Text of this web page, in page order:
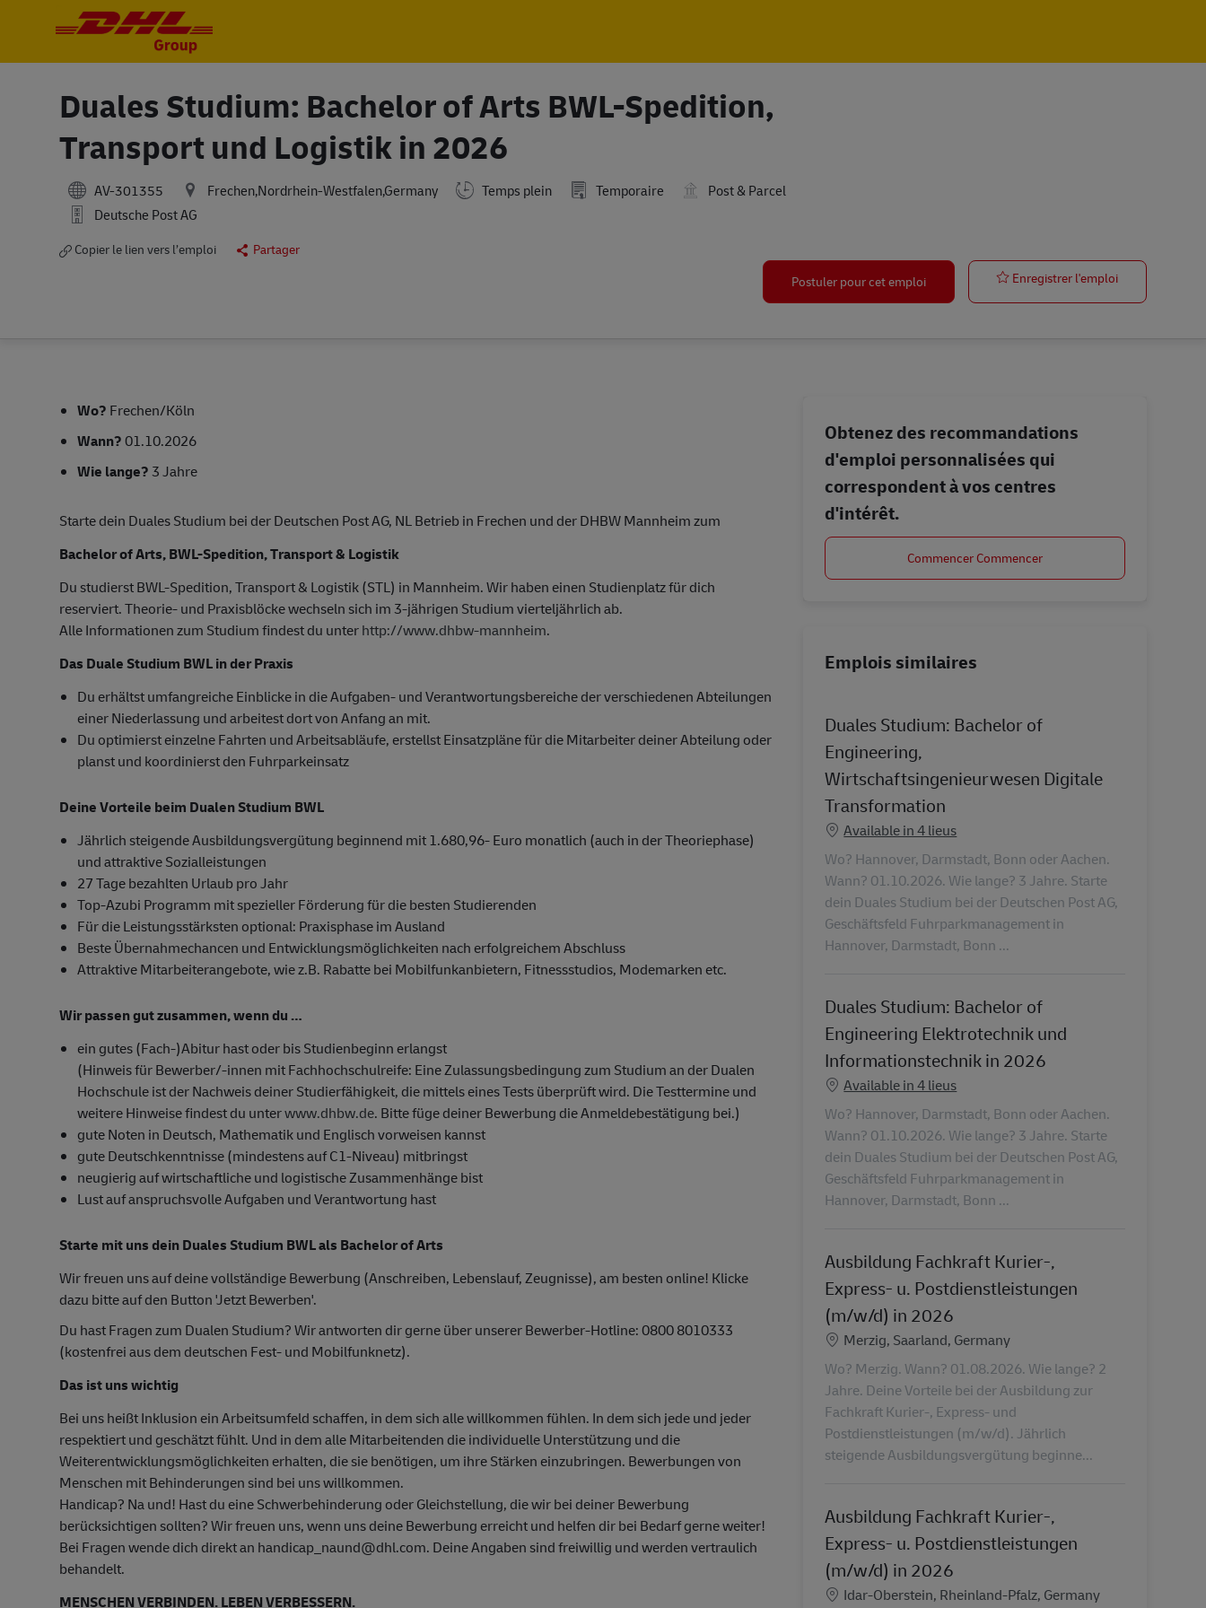
Duales Studium: Bachelor of Arts BWL-Spedition,
Transport und Logistik in 2026
AV-301355 Frechen,Nordrhein-Westfalen,Germany Temps plein Temporaire
Post & Parcel
Deutsche Post AG
Copier le lien vers l’emploi
Partager
Postuler pour cet emploi
Enregistrer l'emploiDuales
Wo? Frechen/Köln
Wann?01.10.2026
Wie lange? 3 Jahre
Starte dein Duales Studium bei der Deutschen Post AG, NL Betrieb in Frechen und der DHBW Mannheim zum
Bachelor of Arts, BWL-Spedition, Transport & Logistik
Du studierst BWL-Spedition, Transport & Logistik (STL) in Mannheim. Wir haben einen Studienplatz für dich
reserviert. Theorie- und Praxisblöcke wechseln sich im 3-jährigen Studium vierteljährlich ab.
Alle Informationen zum Studium findest du unterhttp://www.dhbw-mannheim.
Das Duale Studium BWL in der Praxis
Du erhältst umfangreiche Einblicke in die Aufgaben- und Verantwortungsbereiche der verschiedenen Abteilungen
einer Niederlassung und arbeitest dort von Anfang an mit.
Du optimierst einzelne Fahrten und Arbeitsabläufe, erstellst Einsatzpläne für die Mitarbeiter deiner Abteilung oder
planst und koordinierst den Fuhrparkeinsatz
Deine Vorteile beim Dualen Studium BWL
Jährlich steigende Ausbildungsvergütung beginnend mit 1.680,96- Euro monatlich (auch in der Theoriephase)
und attraktive Sozialleistungen
27 Tage bezahlten Urlaub pro Jahr
Top-Azubi Programm mit spezieller Förderung für die besten Studierenden
Für die Leistungsstärksten optional: Praxisphase im Ausland
Beste Übernahmechancen und Entwicklungsmöglichkeiten nach erfolgreichem Abschluss
Attraktive Mitarbeiterangebote, wie z.B. Rabatte bei Mobilfunkanbietern, Fitnessstudios, Modemarken etc.
Wir passen gut zusammen, wenn du …
ein gutes (Fach-)Abitur hast oder bis Studienbeginn erlangst
(Hinweis für Bewerber/-innen mit Fachhochschulreife: Eine Zulassungsbedingung zum Studium an der Dualen
Hochschule ist der Nachweis deiner Studierfähigkeit, die mittels eines Tests überprüft wird. Die Testtermine und
weitere Hinweise findest du unterwww.dhbw.de. Bitte füge deiner Bewerbung die Anmeldebestätigung bei.)
gute Noten in Deutsch, Mathematik und Englisch vorweisen kannst
gute Deutschkenntnisse (mindestens auf C1-Niveau) mitbringst
neugierig auf wirtschaftliche und logistische Zusammenhänge bist
Lust auf anspruchsvolle Aufgaben und Verantwortung hast
Starte mit uns dein Duales Studium BWL als Bachelor of Arts
Wir freuen uns auf deine vollständige Bewerbung (Anschreiben, Lebenslauf, Zeugnisse), am besten online! Klicke
dazu bitte auf den Button 'Jetzt Bewerben'.
Du hast Fragen zum Dualen Studium? Wir antworten dir gerne über unserer Bewerber-Hotline: 0800 8010333
(kostenfrei aus dem deutschen Fest- und Mobilfunknetz).
Das ist uns wichtig
Bei uns heißt Inklusion ein Arbeitsumfeld schaffen, in dem sich alle willkommen fühlen. In dem sich jede und jeder
respektiert und geschätzt fühlt. Und in dem alle Mitarbeitenden die individuelle Unterstützung und die
Weiterentwicklungsmöglichkeiten erhalten, die sie benötigen, um ihre Stärken einzubringen. Bewerbungen von
Menschen mit Behinderungen sind bei uns willkommen.
Handicap? Na und! Hast du eine Schwerbehinderung oder Gleichstellung, die wir bei deiner Bewerbung
berücksichtigen sollten? Wir freuen uns, wenn uns deine Bewerbung erreicht und helfen dir bei Bedarf gerne weiter!
Bei Fragen wende dich direkt an handicap_naund@dhl.com. Deine Angaben sind freiwillig und werden vertraulich
behandelt.
MENSCHEN VERBINDEN. LEBEN VERBESSERN.
Obtenez des recommandations
d'emploi personnalisées qui
correspondent à vos centres
d'intérêt.
Commencer Commencer
Emplois similaires
Duales Studium: Bachelor of
Engineering,
Wirtschaftsingenieurwesen Digitale
Transformation
Available in 4 lieus
Wo? Hannover, Darmstadt, Bonn oder Aachen.
Wann? 01.10.2026. Wie lange? 3 Jahre. Starte
dein Duales Studium bei der Deutschen Post AG,
Geschäftsfeld Fuhrparkmanagement in
Hannover, Darmstadt, Bonn ...
Duales Studium: Bachelor of
Engineering Elektrotechnik und
Informationstechnik in 2026
Available in 4 lieus
Wo? Hannover, Darmstadt, Bonn oder Aachen.
Wann? 01.10.2026. Wie lange? 3 Jahre. Starte
dein Duales Studium bei der Deutschen Post AG,
Geschäftsfeld Fuhrparkmanagement in
Hannover, Darmstadt, Bonn ...
Ausbildung Fachkraft Kurier-,
Express- u. Postdienstleistungen
(m/w/d) in 2026
LieuMerzig, Saarland, Germany
Wo? Merzig. Wann? 01.08.2026. Wie lange? 2
Jahre. Deine Vorteile bei der Ausbildung zur
Fachkraft Kurier-, Express- und
Postdienstleistungen (m/w/d). Jährlich
steigende Ausbildungsvergütung beginne...
Ausbildung Fachkraft Kurier-,
Express- u. Postdienstleistungen
(m/w/d) in 2026
LieuIdar-Oberstein, Rheinland-Pfalz, Germany